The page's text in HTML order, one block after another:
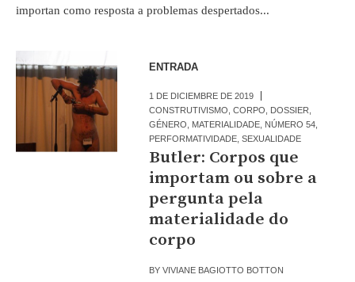
importan como resposta a problemas despertados...
ENTRADA
1 DE DICIEMBRE DE 2019
CONSTRUTIVISMO ,CORPO DOSSIER
GÉNERO
MATERIALIDADE NÚMERO 54
PERFORMATIVIDADE ,SEXUALIDADE
Butler: Corpos que
importam ou sobre a
pergunta pela
materialidade do
corpo
BYVIVIANE BAGIOTTO BOTTON